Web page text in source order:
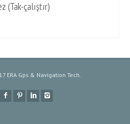
(Tak-çalıştır)
ERA Gps & Navigation Tech.